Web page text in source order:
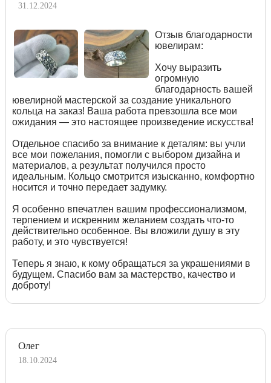
31.12.2024
Отзыв благодарности
ювелирам:
Хочу выразить
огромную
благодарность вашей
ювелирной мастерской за создание уникального
кольца на заказ! Ваша работа превзошла все мои
ожидания — это настоящее произведение искусства!
Отдельное спасибо за внимание к деталям: вы учли
все мои пожелания, помогли с выбором дизайна и
материалов, а результат получился просто
идеальным. Кольцо смотрится изысканно, комфортно
носится и точно передает задумку.
Я особенно впечатлен вашим профессионализмом,
терпением и искренним желанием создать что-то
действительно особенное. Вы вложили душу в эту
работу, и это чувствуется!
Теперь я знаю, к кому обращаться за украшениями в
будущем. Спасибо вам за мастерство, качество и
доброту!
Олег
18.10.2024